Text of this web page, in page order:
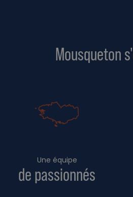
Mousqueton
Une équipe
de passionnés